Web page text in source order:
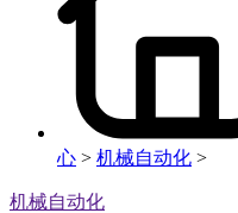
心 > 机械自动化 >
机械自动化